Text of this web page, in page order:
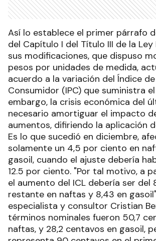
Así lo establece el primer párrafo
del Capítulo I del Título III de la Ley
sus modificaciones, que dispuso
pesos por unidades de medida,
acuerdo a la variación del Índice
Consumidor (IPC) que suministra el
embargo, la crisis económica del
necesario amortiguar el impacto
aumentos, difiriendo la aplicación
Es lo que sucedió en diciembre,
solamente un 4,5 por ciento en
gasoil, cuando el ajuste debería
12.5 por ciento. "Por tal motivo, a
el aumento del ICL debería ser del
restante en naftas y 8,43 en
especialista y consultor Cristian
términos nominales fueron 50,7
naftas, y 28,2 centavos en gasoil,